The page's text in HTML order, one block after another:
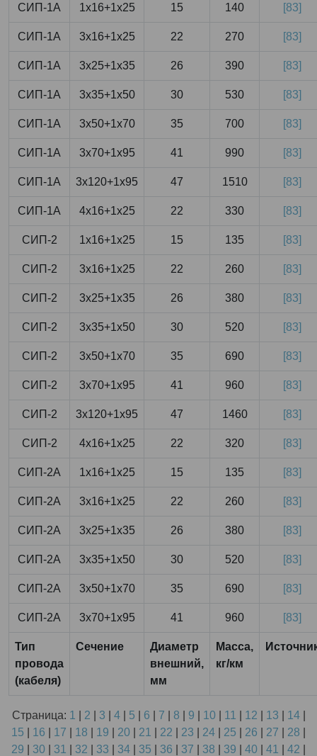
СИП-1А 1x16+1x25 15 140 [83]
СИП-1А 3x16+1x25 22 270 [83]
СИП-1А 3x25+1x35 26 390 [83]
СИП-1А 3x35+1x50 30 530 [83]
СИП-1А 3x50+1x70 35 700 [83]
СИП-1А 3x70+1x95 41 990 [83]
СИП-1А 3x120+1x95 47 1510 [83]
СИП-1А 4x16+1x25 22 330 [83]
СИП-2 1x16+1x25 15 135 [83]
СИП-2 3x16+1x25 22 260 [83]
СИП-2 3x25+1x35 26 380 [83]
СИП-2 3x35+1x50 30 520 [83]
СИП-2 3x50+1x70 35 690 [83]
СИП-2 3x70+1x95 41 960 [83]
СИП-2 3x120+1x95 47 1460 [83]
СИП-2 4x16+1x25 22 320 [83]
СИП-2А 1x16+1x25 15 135 [83]
СИП-2А 3x16+1x25 22 260 [83]
СИП-2А 3x25+1x35 26 380 [83]
СИП-2А 3x35+1x50 30 520 [83]
СИП-2А 3x50+1x70 35 690 [83]
СИП-2А 3x70+1x95 41 960 [83]
Тип
провода
(кабеля)
Сечение
Диаметр
внешний,
мм
Масса,
кг/км
Страница: 1 2 3 4| 5 6 7 8 9 10| 11 12 13 14|
15
16 17 18 19 20 21 22 23 24 25 26 27 28
29
30 31 32 33 34 35 36 37 38 39 40 41 42